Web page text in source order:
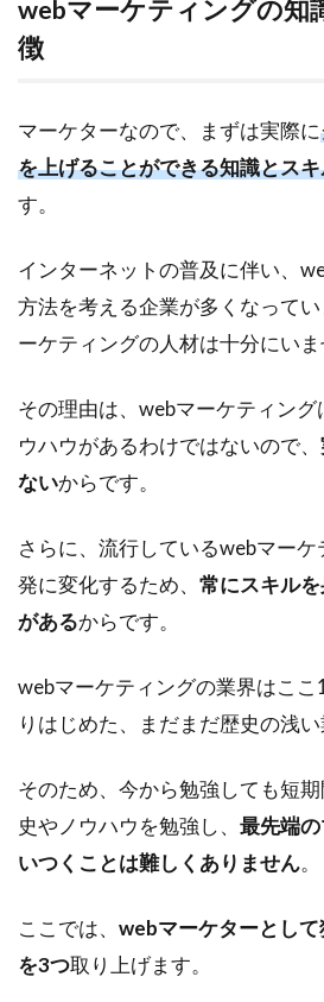
webマーケティングの知
徴
マーケターなので、まずは実際に
を上げることができる知識とス
す。
インターネットの普及に伴い、
方法を考える企業が多くなって
ーケティングの人材は十分にいま
その理由は、webマーケティング
ウハウがあるわけではないので、
ないからです。
さらに、流行しているwebマー
発に変化するため、 常にスキル
があるからです。
webマーケティングの業界はこ
りはじめた、まだまだ歴史の浅い
そのため、今から勉強しても短
史やノウハウを勉強し、 最先端
いつくことは難しくありません。
ここでは、 webマーケターとし
を3つ取り上げます。